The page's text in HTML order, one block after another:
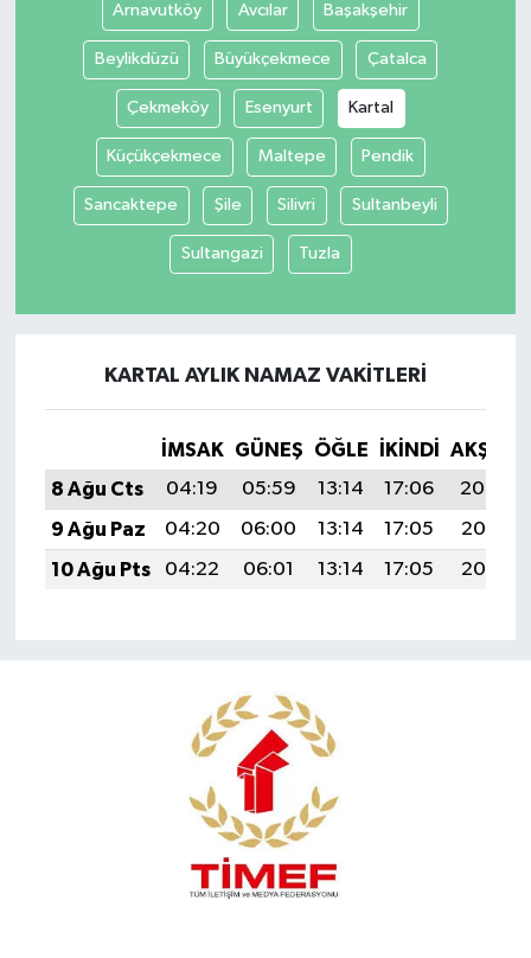
Arnavutköy Avcılar Başakşehir
Beylikdüzü Büyükçekmece Çatalca
Çekmeköy Esenyurt Kartal
Küçükçekmece Maltepe Pendik
Sancaktepe Şile Silivri Sultanbeyli
Sultangazi Tuzla
KARTAL AYLIK NAMAZ VAKITLERI
İMSAK GÜNEŞ ÖĞLE İKINDI
AKŞAM
8 Ağu Cts
04:19 05:59 13:14 17:06
20:19
9 Ağu Paz
04:20 06:00 13:14 17:05
20:18
10 Ağu Pts
04:22 06:01 13:14 17:05 20:16